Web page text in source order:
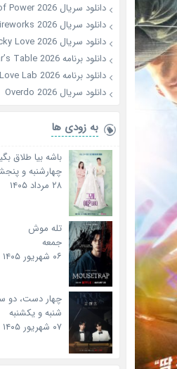
دانلود سریال Blossoms of Power 2026
دانلود سریال Love Has Fireworks 2026
دانلود سریال Our Sticky Love 2026
دانلود برنامه Murder Club: Liar’s Table 2026
دانلود برنامه The Love Lab 2026
دانلود سریال Overdo 2026
به زودی ها
باشه بیا طلاق
چهارشنبه و
۲۸ مرداد ۱۴۰۵
تله موش
جمعه
۰۶ شهریور ۱۴۰۵
چهار دست، دو
شنبه و یکشنبه
۰۷ شهریور ۱۴۰۵